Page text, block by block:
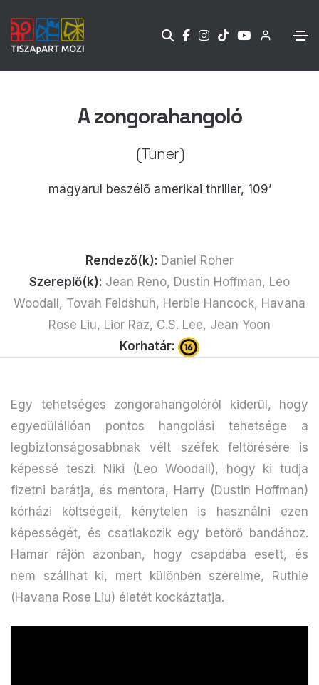
A zongorahangoló
(Tuner)
magyarul beszélő amerikai thriller, 109’
Rendező(k): Daniel Roher
Szereplő(k): Jean Reno, Dustin Hoffman, Leo
Woodall, Tovah Feldshuh, Herbie Hancock, Havana
Rose Liu, Lior Raz, C.S. Lee, Jean Yoon
Korhatár:
Egy tehetséges zongorahangolóról kiderül, hogy
egyedülállóan pontos hangolási tehetsége a
legbiztonságosabbnak vélt széfek feltörésére is
képessé teszi. Niki (Leo Woodall), hogy ki tudja
fizetni barátja, és mentora, Harry (Dustin Hoffman)
kórházi költségeit, kénytelen is használni ezen
képességét, és csatlakozik egy betörő bandához.
Hamar rájön azonban, hogy csapdába esett, és
nem szállhat ki, mert különben szerelme, Ruthie
(Havana Rose Liu) életét kockáztatja.